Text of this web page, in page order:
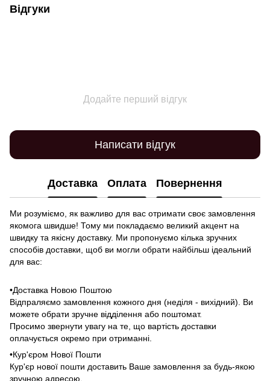
Відгуки
Додайте перший відгук
Написати відгук
Доставка Оплата Повернення
Ми розуміємо, як важливо для вас отримати своє замовлення
якомога швидше! Тому ми покладаємо великий акцент на
швидку та якісну доставку. Ми пропонуємо кілька зручних
способів доставки, щоб ви могли обрати найбільш ідеальний
для вас:
•Доставка Новою Поштою
Відпраляємо замовлення кожного дня (неділя - вихідний). Ви
можете обрати зручне відділення або поштомат.
Просимо звернути увагу на те, що вартість доставки
оплачується окремо при отриманні.
•Кур'єром Нової Пошти
Кур'єр нової пошти доставить Ваше замовлення за будь-якою
зручною адресою.